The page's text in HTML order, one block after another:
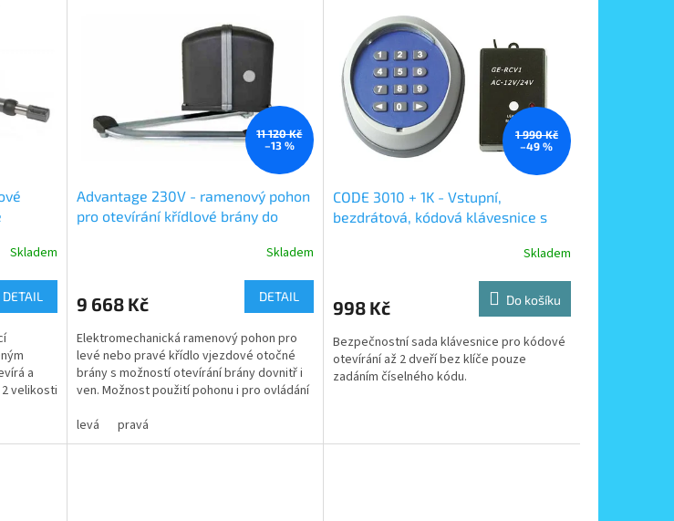
Skladem
DETAIL
a
velikosti
11 120 Kč
–13 %
Advantage 230V - ramenový pohon
pro otevírání křídlové brány do
Skladem
9 668 Kč DETAIL
Elektromechanická ramenový pohon pro
levé nebo pravé křídlo vjezdové otočné
brány s možností otevírání brány dovnitř i
ven. Možnost použití pohonu i pro ovládání
levá
pravá
1 990 Kč
–49 %
CODE 3010 + 1K - Vstupní,
bezdrátová, kódová klávesnice s
Skladem
998 Kč Do košíku
Bezpečnostní sada klávesnice pro kódové
otevírání až 2 dveří bez klíče pouze
zadáním číselného kódu.